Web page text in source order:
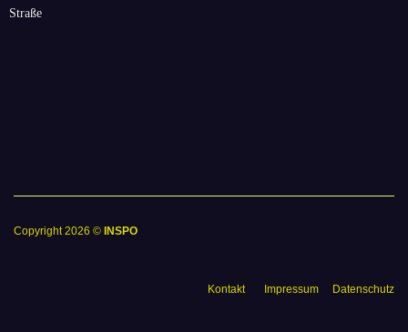
Copyright 2026 © INSPO
Kontakt Impressum Datenschutz